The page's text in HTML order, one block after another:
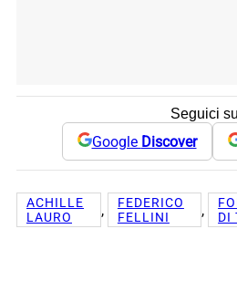
Seguici su
Google Discover
ACHILLE
LAURO
,
FEDERICO
FELLINI
,
DI